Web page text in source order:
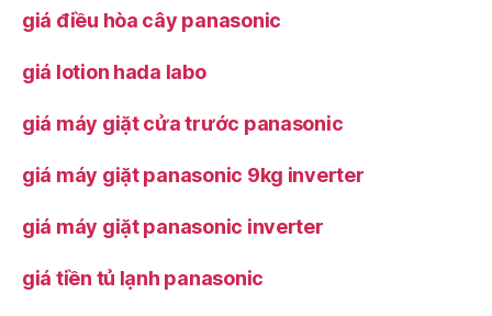
giá điều hòa cây panasonic
giá lotion hada labo
giá máy giặt cửa trước panasonic
giá máy giặt panasonic 9kg inverter
giá máy giặt panasonic inverter
giá tiền tủ lạnh panasonic